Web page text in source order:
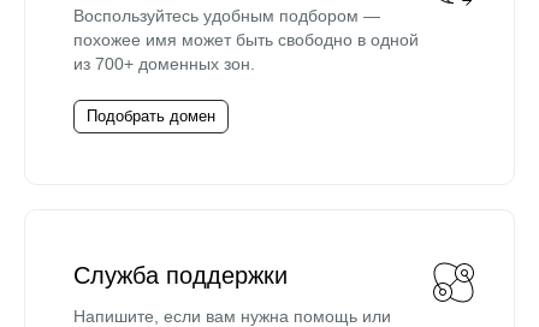
Воспользуйтесь удобным подбором —
похожее имя может быть свободно в одной
из 700+ доменных зон.
Подобрать домен
Служба поддержки
Напишите, если вам нужна помощь или